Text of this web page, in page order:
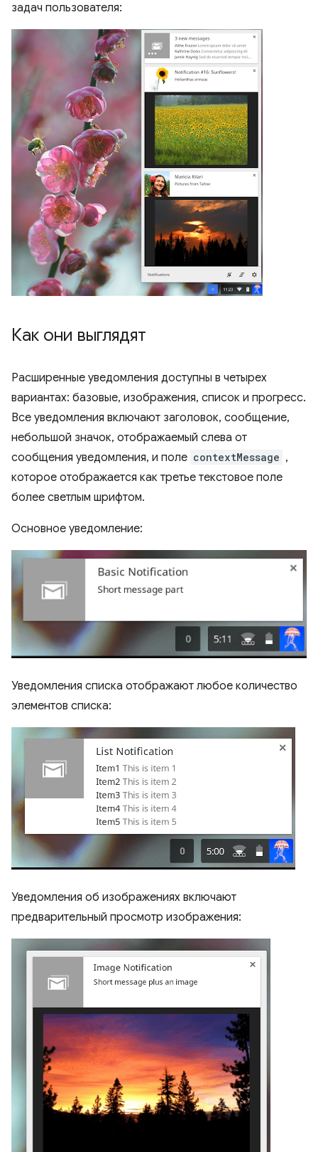
задач пользователя:
Как они выглядят
Расширенные уведомления доступны в четырех
вариантах: базовые, изображения, список и прогресс.
Все уведомления включают заголовок, сообщение,
небольшой значок, отображаемый слева от
сообщения уведомления, и поле contextMessage ,
которое отображается как третье текстовое поле
более светлым шрифтом.
Основное уведомление:
Уведомления списка отображают любое количество
элементов списка:
Уведомления об изображениях включают
предварительный просмотр изображения: